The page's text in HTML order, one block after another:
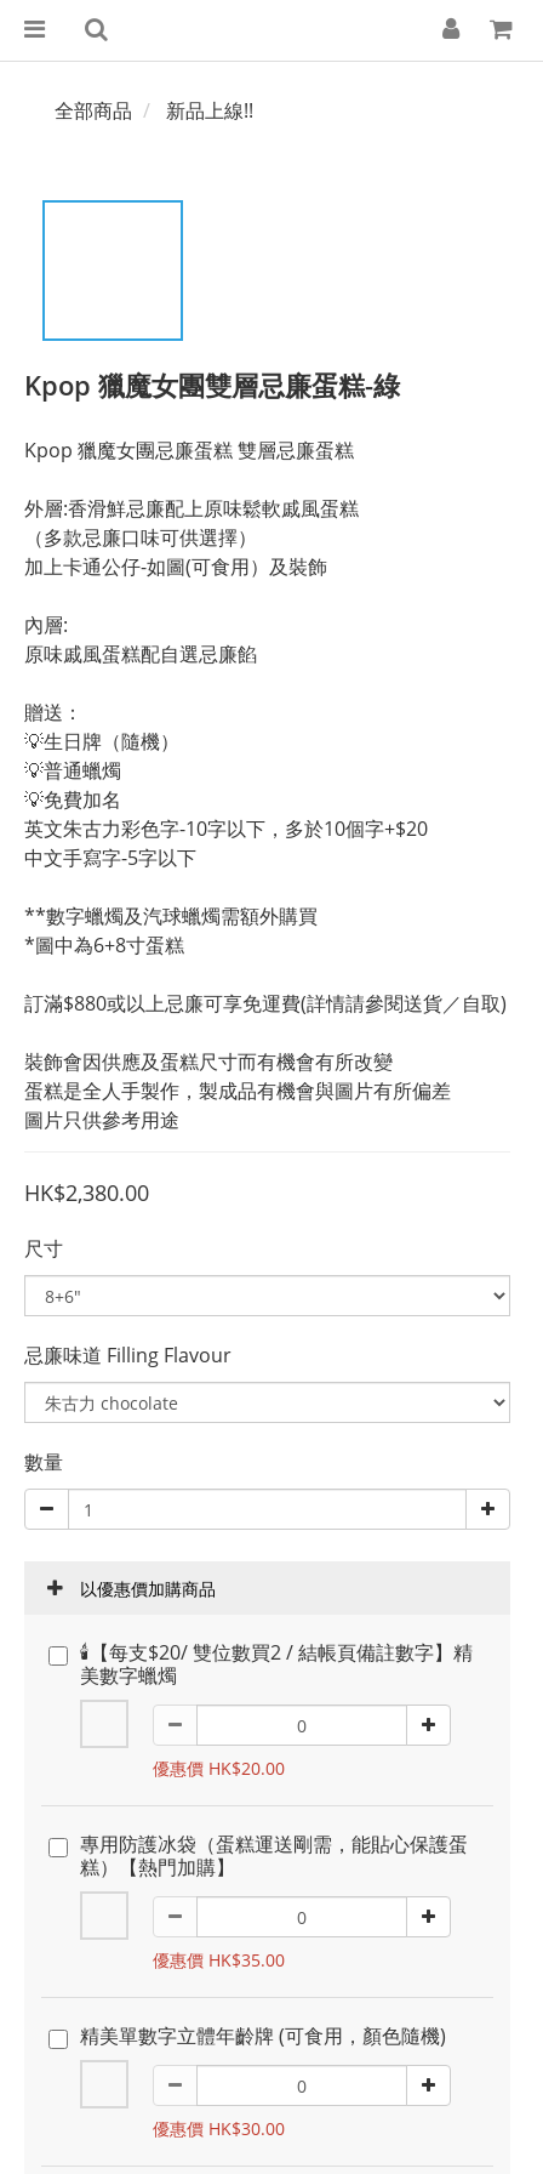
全部商品 新品上線!!
Kpop 獵魔女團雙層忌廉蛋糕-綠
Kpop 獵魔女團忌廉蛋糕 雙層忌廉蛋糕
外層:香滑鮮忌廉配上原味鬆軟戚風蛋糕
（多款忌廉口味可供選擇）
加上卡通公仔-如圖(可食用）及裝飾
內層:
原味戚風蛋糕配自選忌廉餡
贈送：
💡生日牌（隨機）
💡普通蠟燭
💡免費加名
英文朱古力彩色字-10字以下，多於10個字+$20
中文手寫字-5字以下
**數字蠟燭及汽球蠟燭需額外購買
*圖中為6+8寸蛋糕
訂滿$880或以上忌廉可享免運費(詳情請參閱送貨／自取)
裝飾會因供應及蛋糕尺寸而有機會有所改變
蛋糕是全人手製作，製成品有機會與圖片有所偏差
圖片只供參考用途
HK$2,380.00
尺寸
忌廉味道 Filling Flavour
數量
以優惠價加購商品
🕯️【每支$20/ 雙位數買2 / 結帳頁備註數字】精
美數字蠟燭
優惠價 HK$20.00
專用防護冰袋（蛋糕運送剛需，能貼心保護蛋
糕）【熱門加購】
優惠價 HK$35.00
精美單數字立體年齡牌 (可食用，顏色隨機)
優惠價 HK$30.00